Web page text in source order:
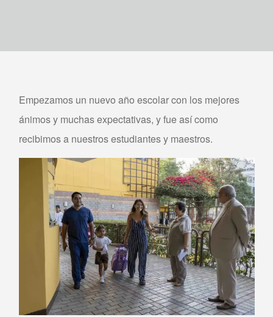
Empezamos un nuevo año escolar con los mejores
ánimos y muchas expectativas, y fue así como
recibimos a nuestros estudiantes y maestros.